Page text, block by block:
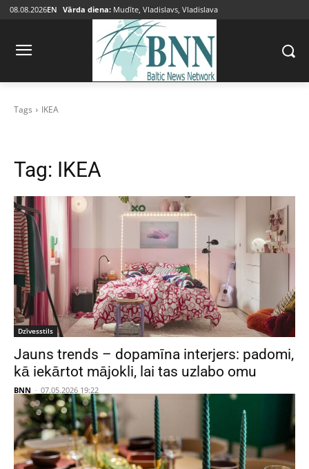
08.08.2026EN Vārda diena: Mudīte, Vladislavs, Vladislava
Tags IKEA
Tag: IKEA
Dzīvesstils
Jauns trends – dopamīna interjers: padomi,
kā iekārtot mājokli, lai tas uzlabo omu
BNN - 07.05.2026 19:22